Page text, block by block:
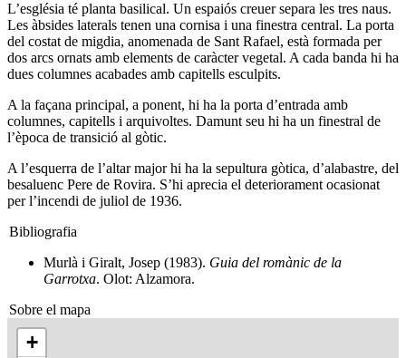
L’església té planta basilical. Un espaiós creuer separa les tres naus.
Les àbsides laterals tenen una cornisa i una finestra central. La porta
del costat de migdia, anomenada de Sant Rafael, està formada per
dos arcs ornats amb elements de caràcter vegetal. A cada banda hi ha
dues columnes acabades amb capitells esculpits.
A la façana principal, a ponent, hi ha la porta d’entrada amb
columnes, capitells i arquivoltes. Damunt seu hi ha un finestral de
l’època de transició al gòtic.
A l’esquerra de l’altar major hi ha la sepultura gòtica, d’alabastre, del
besaluenc Pere de Rovira. S’hi aprecia el deteriorament ocasionat
per l’incendi de juliol de 1936.
Bibliografia
Murlà i Giralt, Josep (1983). Guia del romànic de la
Garrotxa. Olot: Alzamora.
Sobre el mapa
+